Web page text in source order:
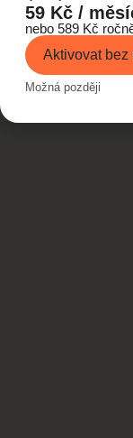
59 Kč /
nebo 589 Kč
Aktivovat bez
Možná později